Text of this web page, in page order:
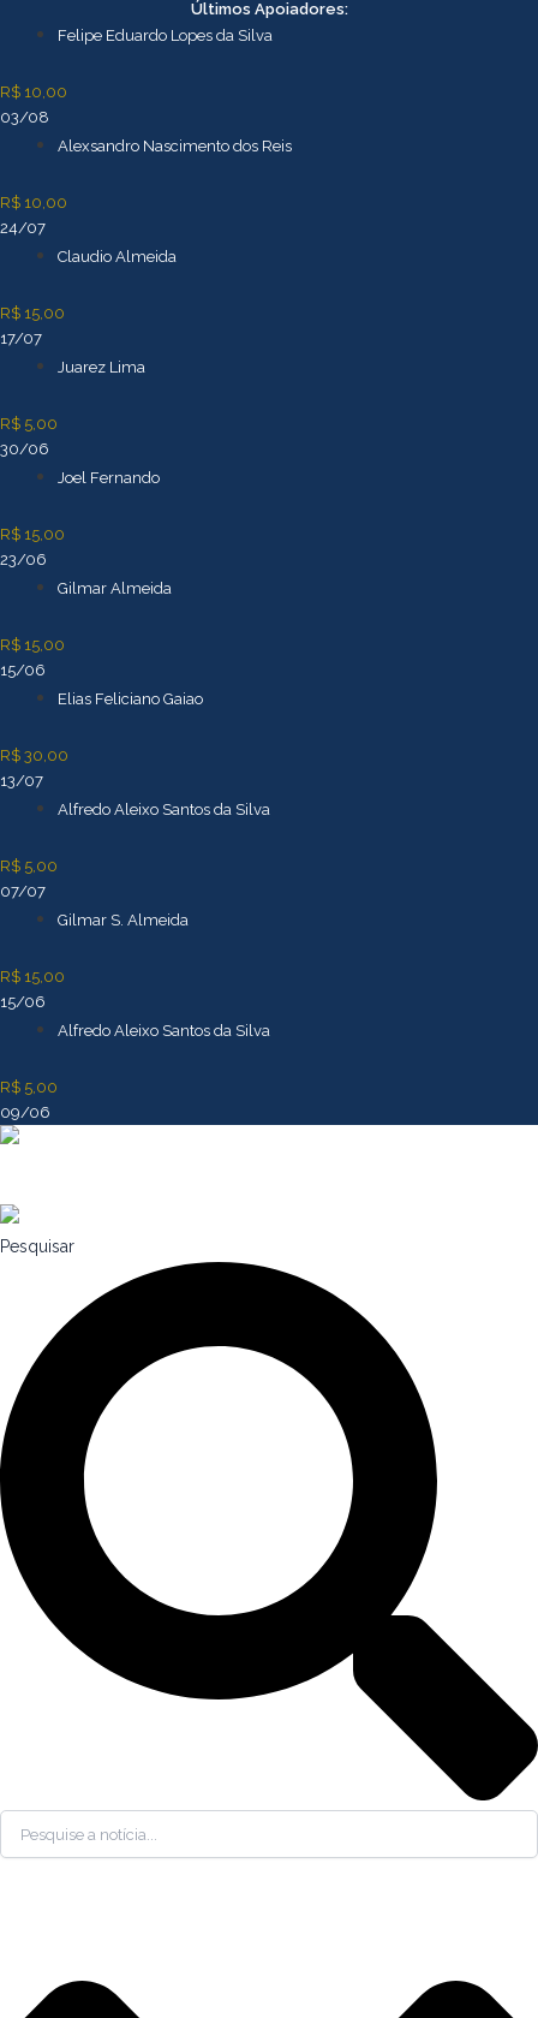
conteúdo
Últimos Apoiadores:
Felipe Eduardo Lopes da Silva
R$ 10,00
03/08
Alexsandro Nascimento dos Reis
R$ 10,00
24/07
Claudio Almeida
R$ 15,00
17/07
Juarez Lima
R$ 5,00
30/06
Joel Fernando
R$ 15,00
23/06
Gilmar Almeida
R$ 15,00
15/06
Elias Feliciano Gaiao
R$ 30,00
13/07
Alfredo Aleixo Santos da Silva
R$ 5,00
07/07
Gilmar S. Almeida
R$ 15,00
15/06
Alfredo Aleixo Santos da Silva
R$ 5,00
09/06
Pesquisar